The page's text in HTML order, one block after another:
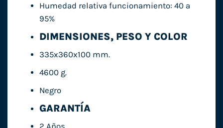
Humedad relativa funcionamiento: 40 a
95%
DIMENSIONES, PESO Y COLOR
335x360x100 mm.
4600 g.
Negro
GARANTÍA